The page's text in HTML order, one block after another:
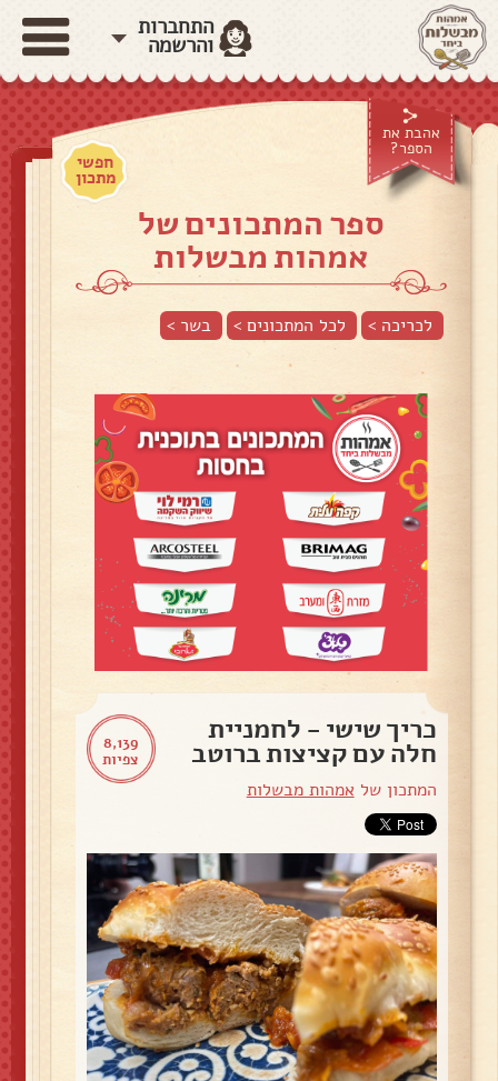
התחברות
והרשמה
אהבת את
הספר?
חפשי
מתכון
ספר המתכונים של
אמהות מבשלות
לכריכה > לכל המתכונים > בשר >
8,139
צפיות
כריך שישי - לחמניית
חלה עם קציצות ברוטב
המתכון של אמהות מבשלות